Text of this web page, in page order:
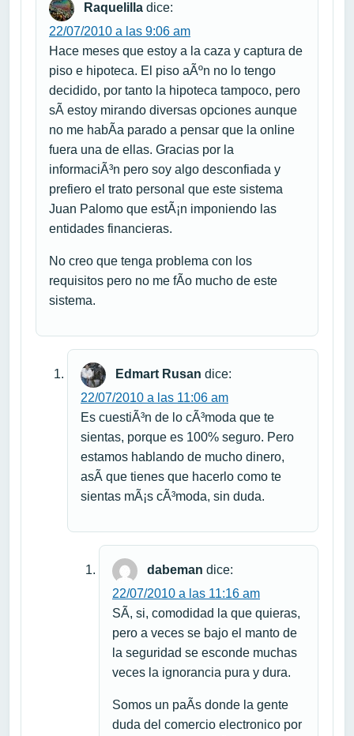
Raquelilla dice:
22/07/2010 a las 9:06 am
Hace meses que estoy a la caza y captura de
piso e hipoteca. El piso aÃºn no lo tengo
decidido, por tanto la hipoteca tampoco, pero
sÃ­ estoy mirando diversas opciones aunque
no me habÃ­a parado a pensar que la online
fuera una de ellas. Gracias por la
informaciÃ³n pero soy algo desconfiada y
prefiero el trato personal que este sistema
Juan Palomo que estÃ¡n imponiendo las
entidades financieras.
No creo que tenga problema con los
requisitos pero no me fÃ­o mucho de este
sistema.
Edmart Rusan dice:
22/07/2010 a las 11:06 am
Es cuestiÃ³n de lo cÃ³moda que te
sientas, porque es 100% seguro. Pero
estamos hablando de mucho dinero,
asÃ­ que tienes que hacerlo como te
sientas mÃ¡s cÃ³moda, sin duda.
dabeman dice:
22/07/2010 a las 11:16 am
SÃ­, si, comodidad la que quieras,
pero a veces se bajo el manto de
la seguridad se esconde muchas
veces la ignorancia pura y dura.
Somos un paÃ­s donde la gente
duda del comercio electronico por